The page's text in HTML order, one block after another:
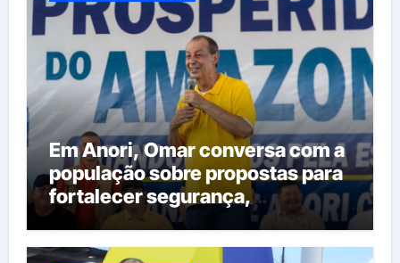
Em Anori, Omar conversa com a
população sobre propostas para
fortalecer segurança,
qualificação profissional e
ampliar serviços públicos